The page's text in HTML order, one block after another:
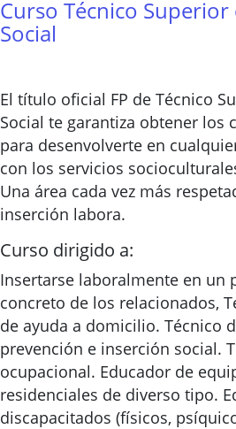
Curso Técnico
Social
El título oficial FP de Técnico
Social te garantiza obtener los
para desenvolverte en
con los servicios
Una área cada vez más
inserción labora.
Curso dirigido a:
Insertarse laboralmente en un
concreto de los relacionados,
de ayuda a domicilio. Técnico
prevención e inserción social.
ocupacional. Educador de
residenciales de diverso tipo.
discapacitados (físicos,